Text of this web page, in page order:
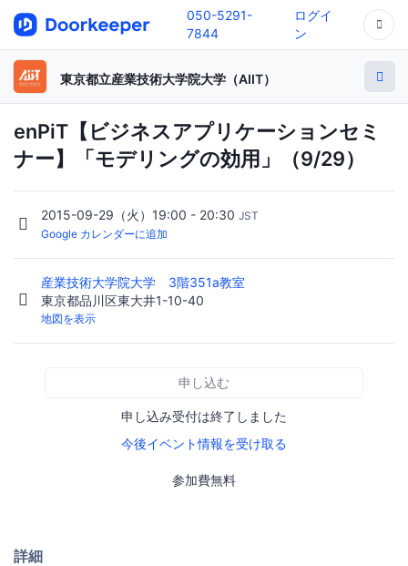
050-5291-
7844
ログイ
ン
東京都立産業技術大学院大学（AIIT）
enPiT【ビジネスアプリケーションセミ
ナー】「モデリングの効用」（9/29）
2015-09-29（火）19:00 - 20:30 JST
Google カレンダーに追加
産業技術大学院大学 3階351a教室
東京都品川区東大井1-10-40
地図を表示
申し込む
申し込み受付は終了しました
今後イベント情報を受け取る
参加費無料
詳細